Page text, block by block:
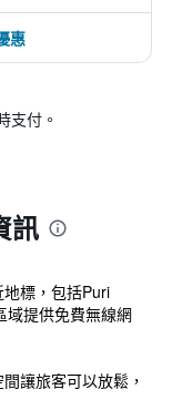
惠
支付。
訊
標，包括Puri
域提供免費無線網
讓旅客可以放鬆，